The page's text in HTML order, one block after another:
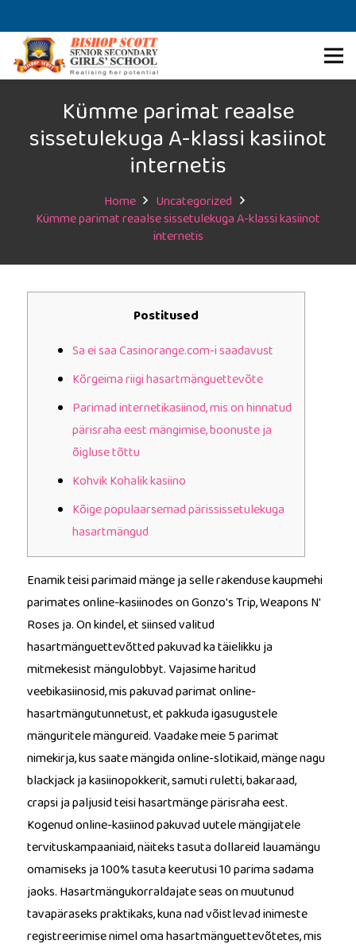
Kümme parimat reaalse
sissetulekuga A-klassi kasiinot
internetis
Home
Uncategorized
Kümme parimat reaalse sissetulekuga A-klassi kasiinot
internetis
Postitused
Sa ei saa Casinorange.com-i saadavust
Kõrgeima riigi hasartmänguettevõte
Parimad internetikasiinod, mis on hinnatud
pärisraha eest mängimise, boonuste ja
õigluse tõttu
Kohvik Kohalik kasiino
Kõige populaarsemad pärississetulekuga
hasartmängud
Enamik teisi parimaid mänge ja selle rakenduse kaupmehi
parimates online-kasiinodes on Gonzo's Trip, Weapons N'
Roses ja. On kindel, et siinsed valitud
hasartmänguettevõtted pakuvad ka täielikku ja
mitmekesist mängulobbyt. Vajasime haritud
veebikasiinosid, mis pakuvad parimat online-
hasartmängutunnetust, et pakkuda igasugustele
mänguritele mängureid.Vaadake meie 5 parimat
nimekirja, kus saate mängida online-slotikaid, mänge nagu
blackjack ja kasiinopokkerit, samuti ruletti, bakaraad,
crapsi ja paljusid teisi hasartmänge pärisraha eest.
Kogenud online-kasiinod pakuvad uutele mängijatele
tervituskampaaniaid, näiteks tasuta dollareid lauamängu
omamiseks ja 100% tasuta keerutusi 10 parima sadama
jaoks. Hasartmängukorraldajate seas on muutunud
tavapäraseks praktikaks, kuna nad võistlevad inimeste
registreerimise nimel oma hasartmänguettevõtetes, mis